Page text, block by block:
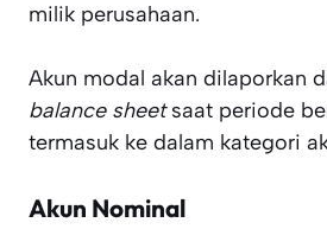
milik perusahaan.
Akun modal akan dilaporkan
balance sheetsaat periode
termasuk ke dalam kategori
Akun Nominal